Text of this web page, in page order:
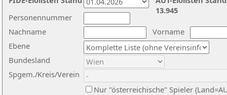
Nachname
Vorname
Ebene
Personennummer
Bundesland
Spgem./Kreis/Verein
Nur "österreichische" Spieler
13.945